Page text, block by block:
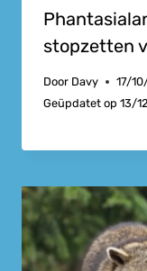
stopzetten
Door Davy
17/
Geüpdatet op 13/